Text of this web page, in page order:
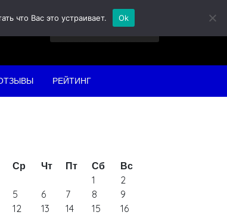
РЕЙТИНГ
Ср Чт Пт Сб
Вс
1
2
5 6 7 8
9
12 13 14 15
16
что Вас это устраивает. Ok